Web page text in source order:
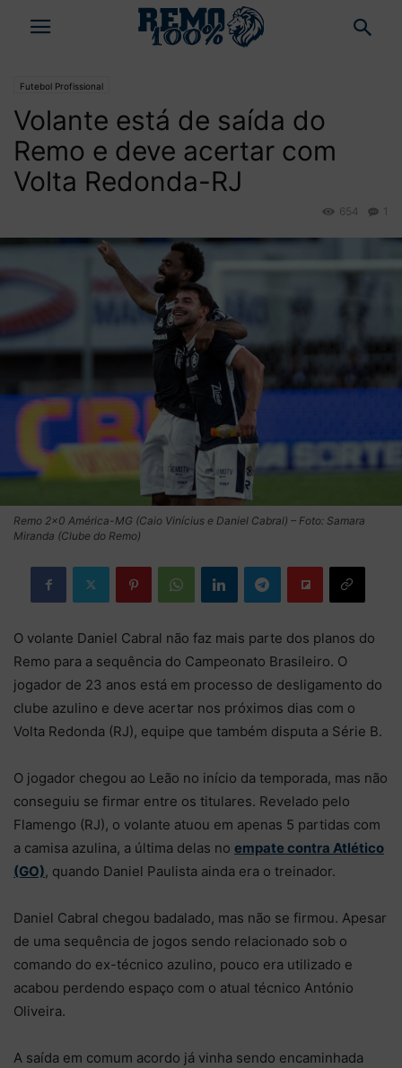
Futebol Profissional
Volante está de saída do
Remo e deve acertar com
Volta Redonda-RJ
1
654
Remo 2×0 América-MG (Caio Vinícius e Daniel Cabral) – Foto: Samara
Miranda (Clube do Remo)
O volante Daniel Cabral não faz mais parte dos planos do
Remo para a sequência do Campeonato Brasileiro. O
jogador de 23 anos está em processo de desligamento do
clube azulino e deve acertar nos próximos dias com o
Volta Redonda (RJ), equipe que também disputa a Série B.
O jogador chegou ao Leão no início da temporada, mas não
conseguiu se firmar entre os titulares. Revelado pelo
Flamengo (RJ), o volante atuou em apenas 5 partidas com
a camisa azulina, a última delas no empate contra Atlético
(GO), quando Daniel Paulista ainda era o treinador.
Daniel Cabral chegou badalado, mas não se firmou. Apesar
de uma sequência de jogos sendo relacionado sob o
comando do ex-técnico azulino, pouco era utilizado e
acabou perdendo espaço com o atual técnico António
Oliveira.
A saída em comum acordo já vinha sendo encaminhada